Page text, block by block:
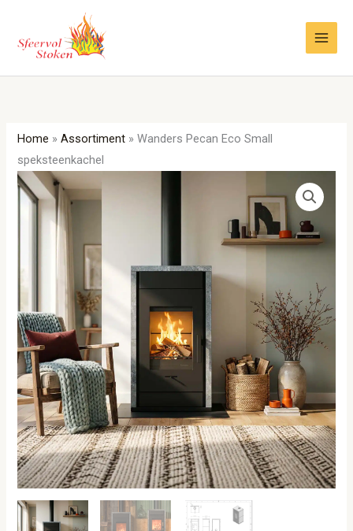
inhoud
Home »Assortiment »Wanders Pecan Eco Small
speksteenkachel